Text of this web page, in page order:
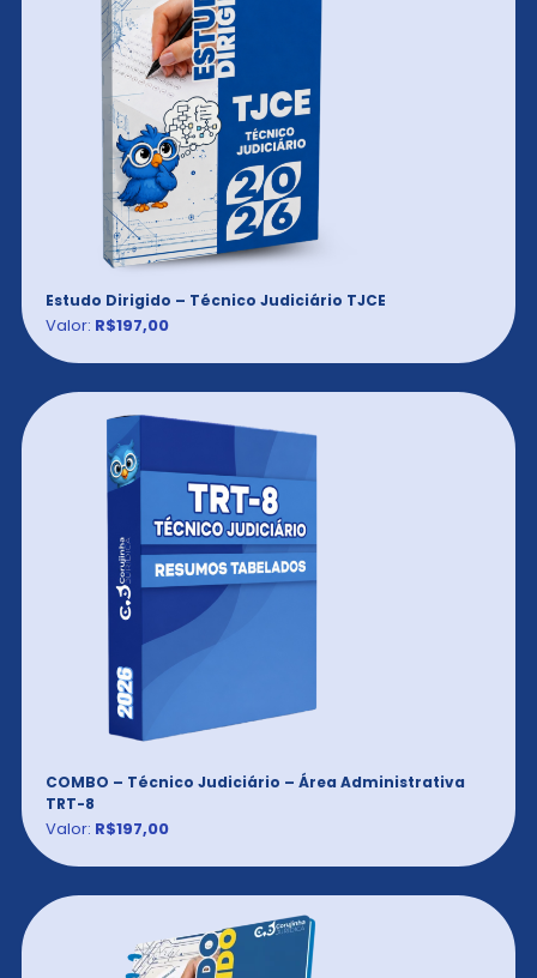
Estudo Dirigido – Técnico Judiciário TJCE
Valor: R$197,00
COMBO – Técnico Judiciário – Área Administrativa
TRT-8
Valor: R$197,00